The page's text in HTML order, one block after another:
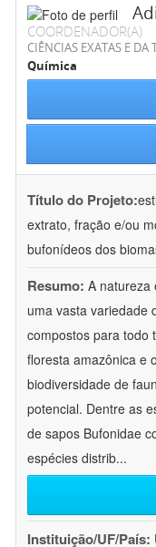
COORDENADOR(A)
CIÊNCIAS EXATAS E DA
Química
Título do Projeto:
extrato, fração e/ou
bufonídeos dos
Resumo: A natureza
uma vasta variedade
compostos para todo
floresta amazônica e
biodiversidade de
potencial. Dentre as
de sapos Bufonidae
espécies distrib...
Instituição/UF/País: